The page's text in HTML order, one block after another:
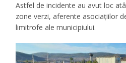
Astfel de incidente au avut loc
zone verzi, aferente asociațiilor
limitrofe ale municipiului.